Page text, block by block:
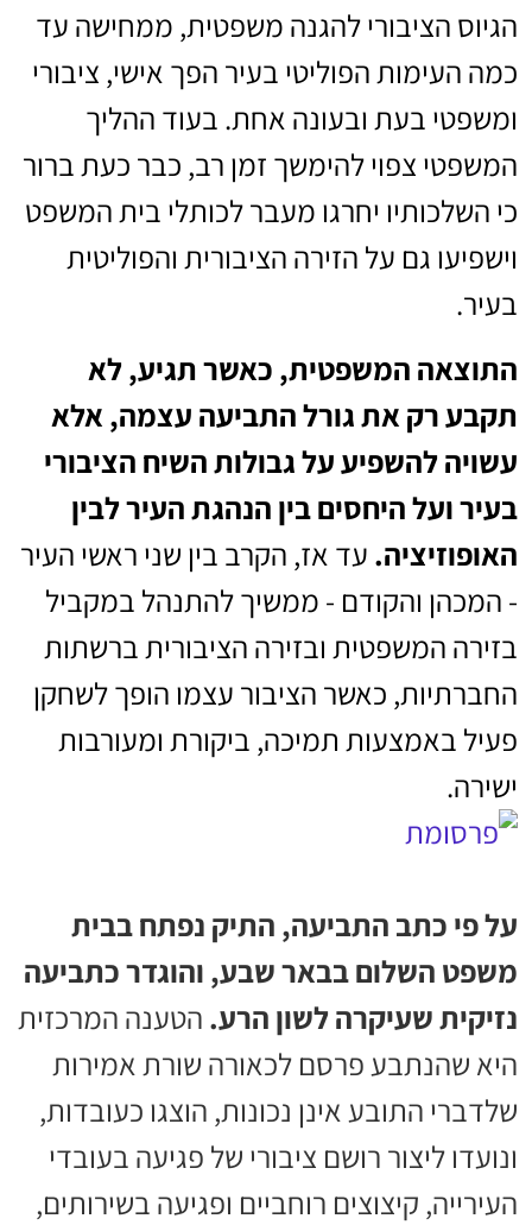
הגיוס הציבורי להגנה משפטית, ממחישה עד
כמה העימות הפוליטי בעיר הפך אישי, ציבורי
ומשפטי בעת ובעונה אחת. בעוד ההליך
המשפטי צפוי להימשך זמן רב, כבר כעת ברור
כי השלכותיו יחרגו מעבר לכותלי בית המשפט
וישפיעו גם על הזירה הציבורית והפוליטית
בעיר.
התוצאה המשפטית, כאשר תגיע, לא
תקבע רק את גורל התביעה עצמה, אלא
עשויה להשפיע על גבולות השיח הציבורי
בעיר ועל היחסים בין הנהגת העיר לבין
האופוזיציה. עד אז, הקרב בין שני ראשי העיר
- המכהן והקודם - ממשיך להתנהל במקביל
בזירה המשפטית ובזירה הציבורית ברשתות
החברתיות, כאשר הציבור עצמו הופך לשחקן
פעיל באמצעות תמיכה, ביקורת ומעורבות
ישירה.
על פי כתב התביעה, התיק נפתח בבית
משפט השלום בבאר שבע, והוגדר כתביעה
נזיקית שעיקרה לשון הרע. הטענה המרכזית
היא שהנתבע פרסם לכאורה שורת אמירות
שלדברי התובע אינן נכונות, הוצגו כעובדות,
ונועדו ליצור רושם ציבורי של פגיעה בעובדי
העירייה, קיצוצים רוחביים ופגיעה בשירותים,